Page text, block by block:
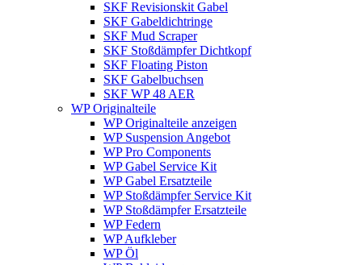
SKF Revisionskit Gabel
SKF Gabeldichtringe
SKF Mud Scraper
SKF Stoßdämpfer Dichtkopf
SKF Floating Piston
SKF Gabelbuchsen
SKF WP 48 AER
WP Originalteile
WP Originalteile anzeigen
WP Suspension Angebot
WP Pro Components
WP Gabel Service Kit
WP Gabel Ersatzteile
WP Stoßdämpfer Service Kit
WP Stoßdämpfer Ersatzteile
WP Federn
WP Aufkleber
WP Öl